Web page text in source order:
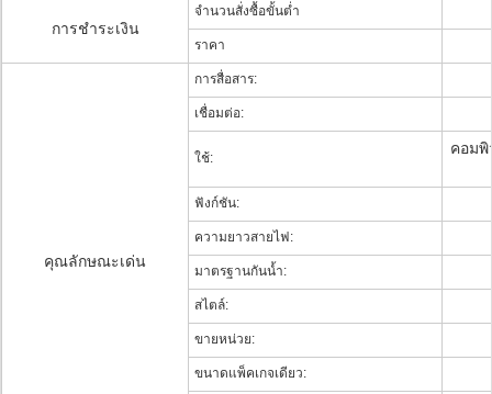
การชำระเงิน
จำนวนสั่งซื้อขั้นต่ำ
ราคา
คุณลักษณะเด่น
การสื่อสาร:
เชื่อมต่อ:
ใช้:
คอมพิ
ฟังก์ชัน:
ความยาวสายไฟ:
มาตรฐานกันน้ำ:
สไตล์:
ขายหน่วย:
ขนาดแพ็คเกจเดียว: